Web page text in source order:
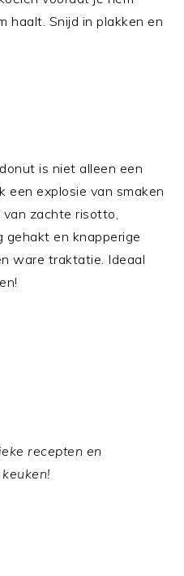
haalt. Snijd in plakken en
is niet alleen een
een explosie van smaken
zachte risotto,
gehakt en knapperige
ware traktatie. Ideaal
recepten en